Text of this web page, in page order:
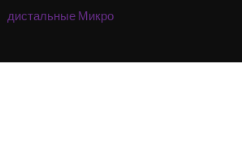
дистальные Микро